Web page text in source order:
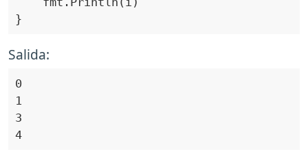
Salida:
4